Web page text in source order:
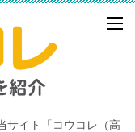
サイト「コウコレ（高